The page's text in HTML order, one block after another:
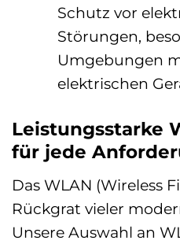
Schutz vor
Störungen,
Umgebungen
elektrischen
Leistungsstarke
für jede
Das WLAN (Wireless
Rückgrat vieler
Unsere Auswahl an